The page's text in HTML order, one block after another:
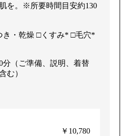
を。※所要時間目安約130
き・乾燥 □くすみ* □毛穴*
分（ご準備、説明、着替
む）
￥10,780